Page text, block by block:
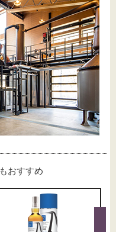
おすすめ